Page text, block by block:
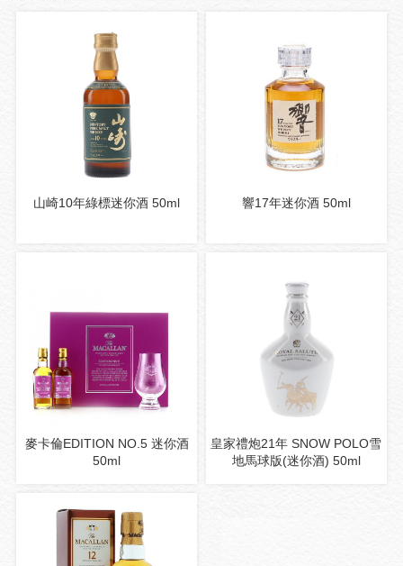
山崎10年綠標迷你酒 50ml 響17年迷你酒 50ml
麥卡倫EDITION NO.5 迷你酒
50ml
皇家禮炮21年 SNOW POLO雪
地馬球版(迷你酒) 50ml